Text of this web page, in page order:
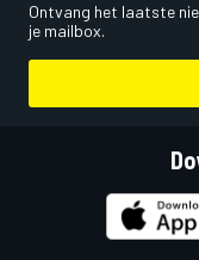
Ontvang het laatste
je mailbox.